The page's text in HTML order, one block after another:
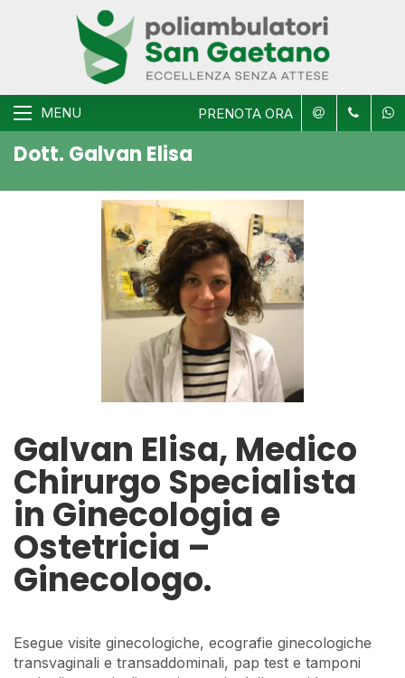
Dott. Galvan Elisa
Galvan Elisa, Medico
Chirurgo Specialista
in Ginecologia e
Ostetricia –
Ginecologo.
Esegue visite ginecologiche, ecografie ginecologiche
transvaginali e transaddominali, pap test e tamponi
MENU PRENOTA ORA